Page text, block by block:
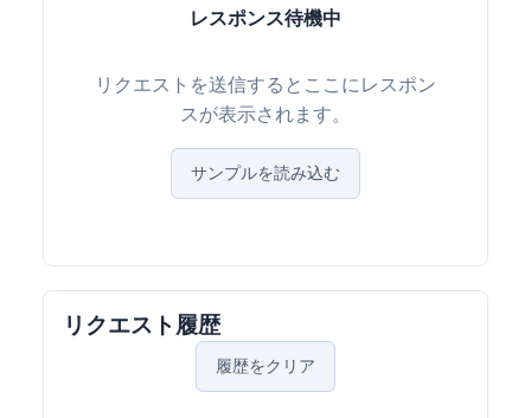
レスポンス待機中
リクエストを送信するとここにレスポン
スが表示されます。
サンプルを読み込む
リクエスト履歴
履歴をクリア